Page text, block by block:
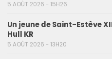
5 AOÛT 2026 - 15H26
Un jeune de Saint-Estève
Hull KR
5 AOÛT 2026 - 13H20